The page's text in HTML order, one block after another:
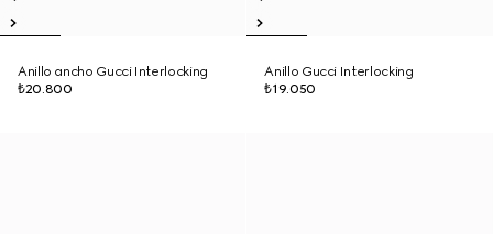
Anillo ancho Gucci Interlocking
₺20.800
Anillo Gucci Interlocking
₺19.050